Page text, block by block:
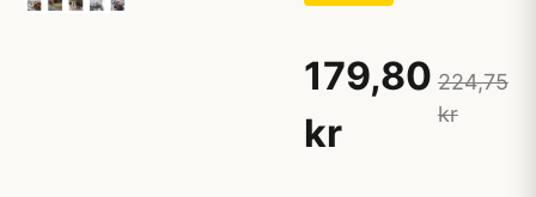
179,80
kr
224,75
kr